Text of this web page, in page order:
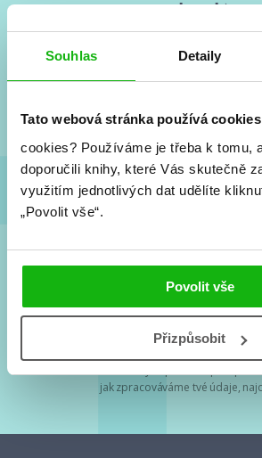
Souhlas Detaily
Tato webová stránka používá cookies
cookies? Používáme je třeba k tomu,
doporučili knihy, které Vás skutečně
využitím jednotlivých dat udělíte
„Povolit vše“.
Povolit vše
Přizpůsobit
Vše kolem #youngadult každý
a seriálové adaptace a
Souhlasím spodmínkami
Tvá e-mailová adresa je u nás v bezpečí.
jak zpracováváme tvé údaje,